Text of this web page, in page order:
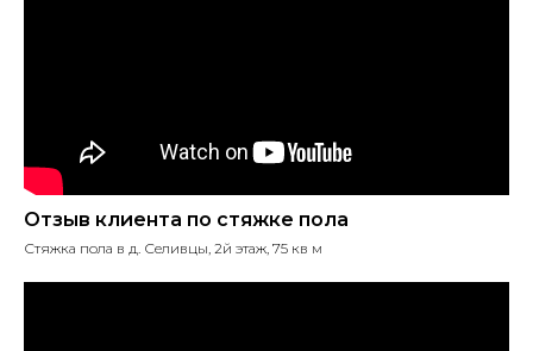
Отзыв клиента по стяжке пола
Стяжка пола в д. Селивцы, 2й этаж, 75 кв м